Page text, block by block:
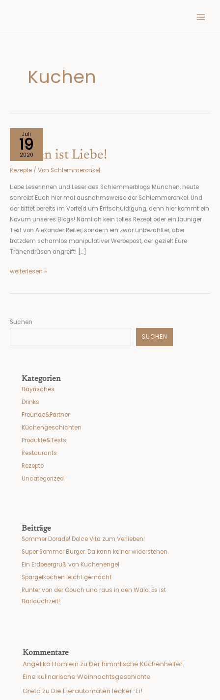
Kuchen
Juli
19
2020
Backen ist Liebe!
Rezepte / Von Schlemmeronkel
Liebe Leserinnen und Leser des Schlemmerblogs München, heute
schreibt Euch hier mal ausnahmsweise der Schlemmeronkel. Und
der bittet bereits im Vorfeld um Entschuldigung, denn hier kommt ein
Novum unseres Blogs! Nämlich kein tolles Rezept oder ein launiger
Text von Alexander Reiter, sondern ein zwar unbezahlter, aber
trotzdem schamlos manipulativer Werbepost, der gezielt Eure
Tränendrüsen angreift! […]
Backen
Liebe!
weiterlesen »
Suchen
SUCHEN
Kategorien
Bayrisches
Drinks
Freunde&Partner
Küchengeschichten
Produkte&Tests
Restaurants
Rezepte
Uncategorized
Beiträge
Sommer Dorade! Dolce Vita zum Verlieben!
Super Sommer Burger. Da kann keiner widerstehen
Ein Erdbeergruß von Kuchenengel
Spargelkochen leicht gemacht
Runter von der Couch und raus in den Wald. Es ist
Bärlauchzeit!
Kommentare
Angelika Hörnlein zu Der himmlische Küchenhelfer.
Eine kulinarische Weihnachtsgeschichte
Greta zu Die Eierautomaten lecker-Ei!